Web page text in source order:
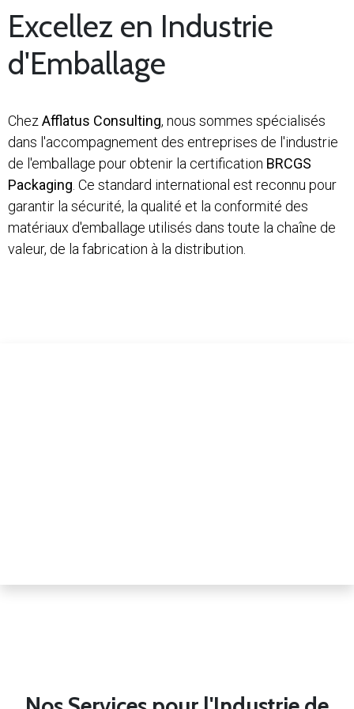
Excellez en Industrie
d'Emballage
Chez Afflatus Consulting, nous sommes spécialisés
dans l'accompagnement des entreprises de l'industrie
de l'emballage pour obtenir la certification BRCGS
Packaging . Ce standard international est reconnu pour
garantir la sécurité, la qualité et la conformité des
matériaux d'emballage utilisés dans toute la chaîne de
valeur, de la fabrication à la distribution.